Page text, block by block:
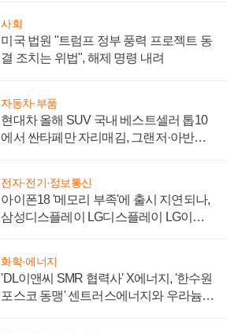
사회
미국 법원 "트럼프 정부 풍력 프로젝트 동
결 조치는 위법", 해제 명령 내려
자동차·부품
현대차 올해 SUV 국내 베스트셀러 톱10
에서 싼타페만 자리매김, 그랜저·아반떼
전자·전기·정보통신
아이폰18 '메모리 부족'에 출시 지연되나,
삼성디스플레이 LG디스플레이 LG이노
화학·에너지
'DL이앤씨 SMR 협력사' X에너지, '한수원
포스코 동맹' 센트러스에너지와 우라늄